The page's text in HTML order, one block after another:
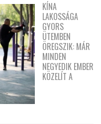
KÍNA
LAKOSSÁGA
GYORS
ÜTEMBEN
ÖREGSZIK: MÁR
MINDEN
NEGYEDIK EMBER
KÖZELÍT A